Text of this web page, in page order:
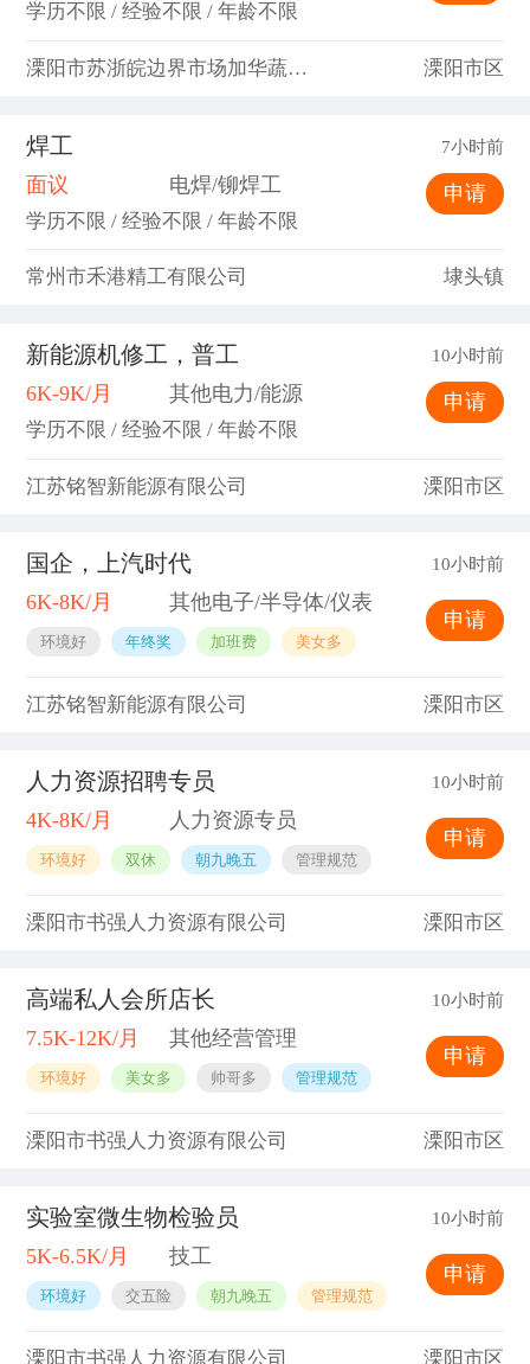
学历不限 / 经验不限 / 年龄不限
溧阳市苏浙皖边界市场加华蔬菜批发部 溧阳市区
焊工 7小时前
面议 电焊/铆焊工
学历不限 / 经验不限 / 年龄不限
申请
常州市禾港精工有限公司 埭头镇
新能源机修工，普工 10小时前
6K-9K/月 其他电力/能源
学历不限 / 经验不限 / 年龄不限
申请
江苏铭智新能源有限公司 溧阳市区
国企，上汽时代 10小时前
6K-8K/月 其他电子/半导体/仪表
环境好 年终奖 加班费 美女多
申请
江苏铭智新能源有限公司 溧阳市区
人力资源招聘专员 10小时前
4K-8K/月 人力资源专员
环境好 双休 朝九晚五 管理规范
申请
溧阳市书强人力资源有限公司 溧阳市区
高端私人会所店长 10小时前
7.5K-12K/月 其他经营管理
环境好 美女多 帅哥多 管理规范
申请
溧阳市书强人力资源有限公司 溧阳市区
实验室微生物检验员 10小时前
5K-6.5K/月 技工
环境好 交五险 朝九晚五 管理规范
申请
溧阳市书强人力资源有限公司 溧阳市区